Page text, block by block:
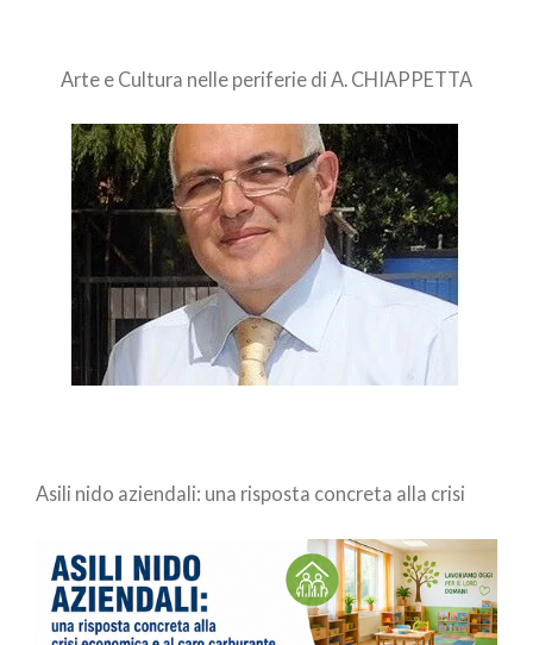
Arte e Cultura nelle periferie di A. CHIAPPETTA
Asili nido aziendali: una risposta concreta alla crisi